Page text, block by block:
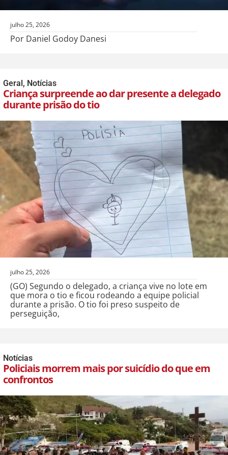
julho 25, 2026
Por Daniel Godoy Danesi
Geral, Notícias
Criança surpreende ao dar presente a delegado
durante prisão do tio
julho 25, 2026
(GO) Segundo o delegado, a criança vive no lote em
que mora o tio e ficou rodeando a equipe policial
durante a prisão. O tio foi preso suspeito de
perseguição,
Notícias
Policiais morrem mais por suicídio do que em
confrontos